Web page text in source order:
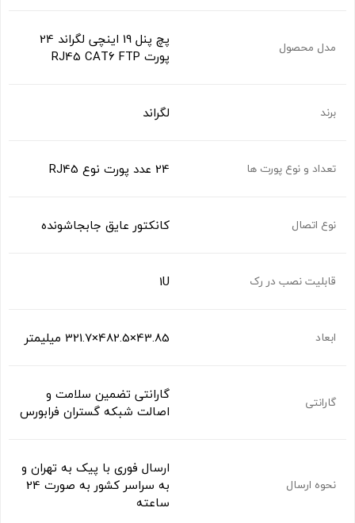
مدل محصول
پچ پنل 19 اینچی لگراند 24
پورت RJ45 CAT6 FTP
برند لگراند
تعداد و نوع پورت ها 24 عدد پورت نوع RJ45
نوع اتصال کانکتور عایق جابجاشونده
قابلیت نصب در رک 1U
ابعاد 43.85×482.5×321.7 میلیمتر
گارانتی
گارانتی تضمین سلامت و
اصالت شبکه گستران فرابورس
نحوه ارسال
ارسال فوری با پیک به تهران و
به سراسر کشور به صورت 24
ساعته